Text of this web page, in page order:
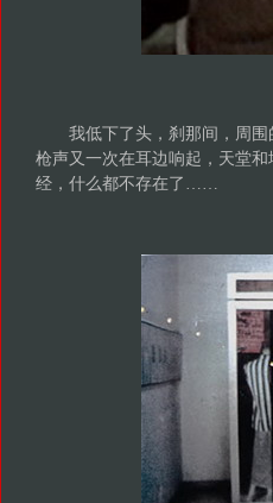
我低下了头，刹那间，周围
枪声又一次在耳边响起，天堂
经，什么都不存在了……